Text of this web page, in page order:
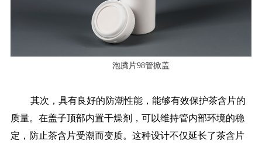
泡腾片98管掀盖
其次，具有良好的防潮性能，能够有效保护茶含片的
质量。在盖子顶部内置干燥剂，可以维持管内部环境的稳
定，防止茶含片受潮而变质。这种设计不仅延长了茶含片